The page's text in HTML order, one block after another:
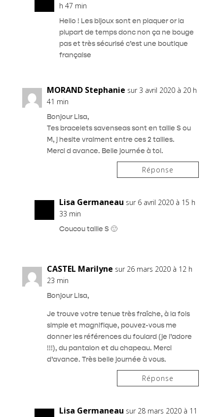
h 47 min
Hello ! Les bijoux sont en plaquer or la
plupart de temps donc non ça ne bouge
pas et très sécurisé c’est une boutique
française
MORAND Stephanie sur 3 avril 2020 à 20 h
41 min
Bonjour Lisa,
Tes bracelets savenseas sont en taille S ou
M, j hesite vraiment entre ces 2 tailles.
Merci d avance. Belle journée à toi.
Réponse
Lisa Germaneau sur 6 avril 2020 à 15 h
33 min
Coucou taille S 🙂
CASTEL Marilyne sur 26 mars 2020 à 12 h
23 min
Bonjour Lisa,
Je trouve votre tenue très fraîche, à la fois
simple et magnifique, pouvez-vous me
donner les références du foulard (je l’adore
!!!), du pantalon et du chapeau. Merci
d’avance. Très belle journée à vous.
Réponse
Lisa Germaneau sur 28 mars 2020 à 11